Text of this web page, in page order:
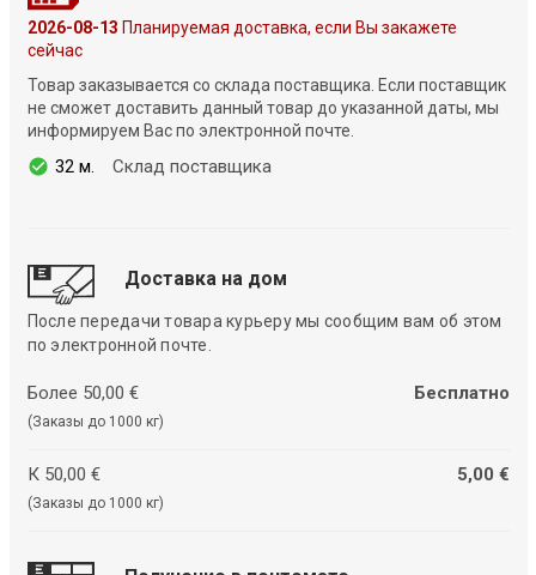
2026-08-13 Планируемая доставка, если Вы закажете
сейчас
Товар заказывается со склада поставщика. Если поставщик
не сможет доставить данный товар до указанной даты, мы
информируем Вас по электронной почте.
32 м. Склад поставщика
Доставка на дом
После передачи товара курьеру мы сообщим вам об этом
по электронной почте.
Более 50,00 €
(Заказы до 1000 кг)
Бесплатно
К 50,00 €
(Заказы до 1000 кг)
5,00 €